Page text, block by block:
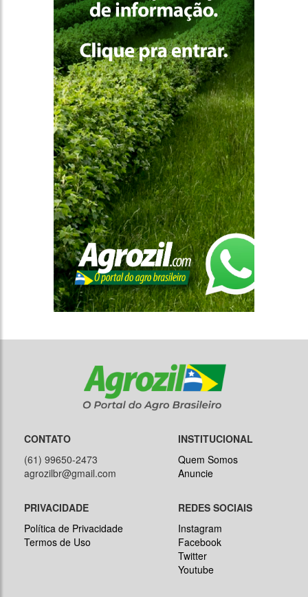
CONTATO
(61) 99650-2473
agrozilbr@gmail.com
INSTITUCIONAL
Quem Somos
Anuncie
PRIVACIDADE
Política de Privacidade
Termos de Uso
REDES SOCIAIS
Instagram
Facebook
Twitter
Youtube